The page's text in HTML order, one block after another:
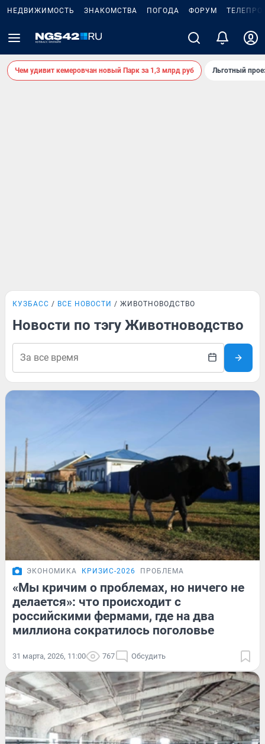
НЕДВИЖИМОСТЬ ЗНАКОМСТВА ПОГОДА ФОРУМ
Чем удивит кемеровчан новый Парк за 1,3 млрд руб Льготный
КУЗБАСС ВСЕ НОВОСТИ ЖИВОТНОВОДСТВО
Новости по тэгу Животноводство
ЭКОНОМИКА КРИЗИС-2026 ПРОБЛЕМА
«Мы кричим о проблемах, но ничего не
делается»: что происходит с
российскими фермами, где на два
миллиона сократилось поголовье
31 марта, 2026, 11:00 767 Обсудить